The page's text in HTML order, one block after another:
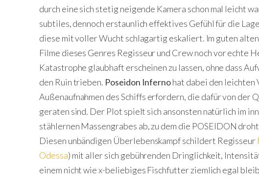
durch eine sich stetig neigende Kamera schon mal leicht
subtiles, dennoch erstaunlich effektives Gefühl für die
diese mit voller Wucht schlagartig eskaliert. Im guten
Filme dieses Genres Regisseur und Crew noch vor echte
Katastrophe glaubhaft erscheinen zu lassen, ohne dass
den Ruin trieben. Poseidon Infernohat dabei den leichten
Außenaufnahmen des Schiffs erfordern, die dafür von der
geraten sind. Der Plot spielt sich ansonsten natürlich im
stählernen Massengrabes ab, zu dem die POSEIDON
Diesen unbändigen Überlebenskampf schildert Regisseur
Odessa) mit aller sich gebührenden Dringlichkeit,
einem nicht wie x-beliebiges Fischfutter ziemlich egal